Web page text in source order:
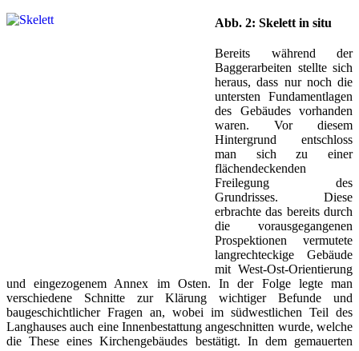
Abb. 2: Skelett in situ
Bereits während der
Baggerarbeiten stellte sich
heraus, dass nur noch die
untersten Fundamentlagen
des Gebäudes vorhanden
waren. Vor diesem
Hintergrund entschloss
man sich zu einer
flächendeckenden
Freilegung des
Grundrisses. Diese
erbrachte das bereits durch
die vorausgegangenen
Prospektionen vermutete
langrechteckige Gebäude
mit West-Ost-Orientierung
und eingezogenem Annex im Osten. In der Folge legte man
verschiedene Schnitte zur Klärung wichtiger Befunde und
baugeschichtlicher Fragen an, wobei im südwestlichen Teil des
Langhauses auch eine Innenbestattung angeschnitten wurde, welche
die These eines Kirchengebäudes bestätigt. In dem gemauerten